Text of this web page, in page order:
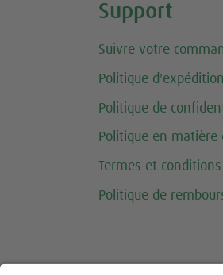
Support
Suivre votre
Politique d'expédition
Politique de
Politique en matière
Termes et conditions
Politique de